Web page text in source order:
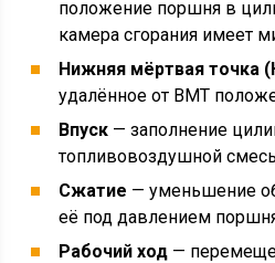
положение поршня в
камера сгорания имеет
Нижняя мёртвая точка
удалённое от ВМТ
Впуск — заполнение
топливовоздушной
Сжатие — уменьшение
её под давлением
Рабочий ход —